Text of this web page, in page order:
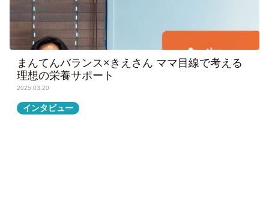
まんてんバランス×きえさん ママ目線で考える
理想の栄養サポート
2025.03.20
インタビュー